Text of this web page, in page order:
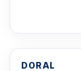
DORAL